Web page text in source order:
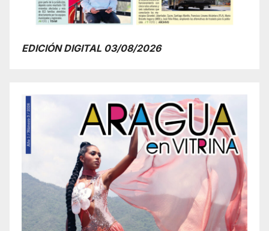
EDICIÓN DIGITAL 03/08/2026